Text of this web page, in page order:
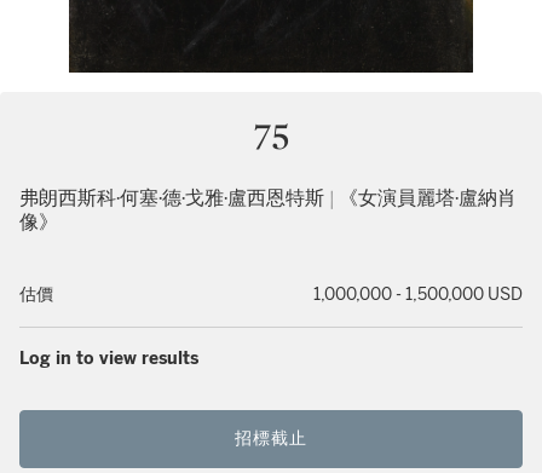
75
弗朗西斯科·何塞·德·戈雅·盧西恩特斯 | 《女演員麗塔·盧納肖
像》
估價 1,000,000 - 1,500,000 USD
Log in to view results
招標截止